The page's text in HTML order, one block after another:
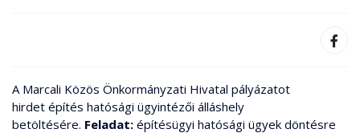
A Marcali Közös Önkormányzati Hivatal pályázatot
hirdet építés hatósági ügyintézői álláshely
betöltésére. Feladat: építésügyi hatósági ügyek döntésre